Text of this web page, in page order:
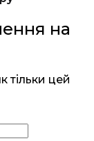
на
тільки цей